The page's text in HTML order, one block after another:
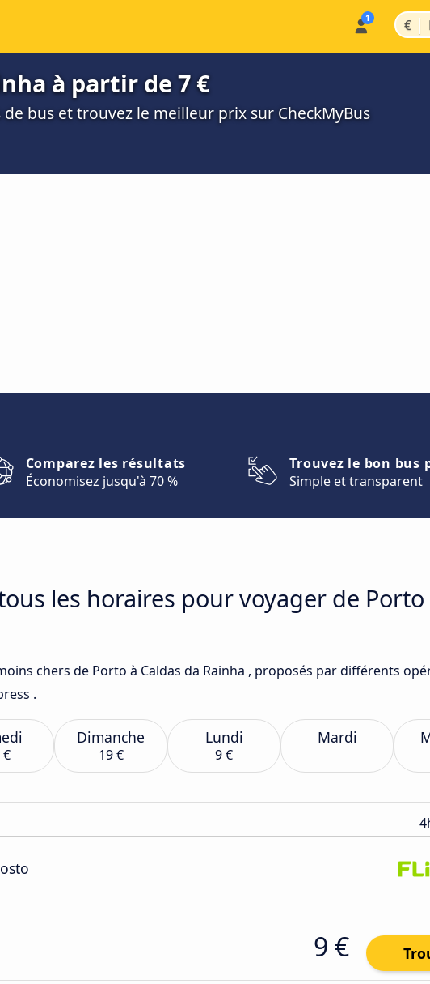
€ |
à partir de 7 €
bus et trouvez le meilleur prix sur CheckMyBus
Comparez les résultats
Économisez jusqu'à 70 %
Trouvez le bon bus
Simple et transparent
les horaires pour voyager de Porto
chers de Porto à Caldas da Rainha , proposés par différents
.
€
Dimanche
19 €
Lundi
9 €
Mardi
9 €